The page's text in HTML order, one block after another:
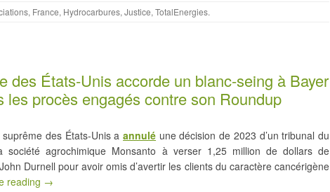
, France, Hydrocarbures, Justice, TotalEnergies.
des États-Unis accorde un blanc-seing à Bayer
les procès engagés contre son Roundup
des États-Unis aannulé une décision de 2023 d’un tribunal du
société agrochimique Monsanto à verser 1,25 million de dollars de
Durnell pour avoir omis d’avertir les clients du caractère cancérigène
reading →